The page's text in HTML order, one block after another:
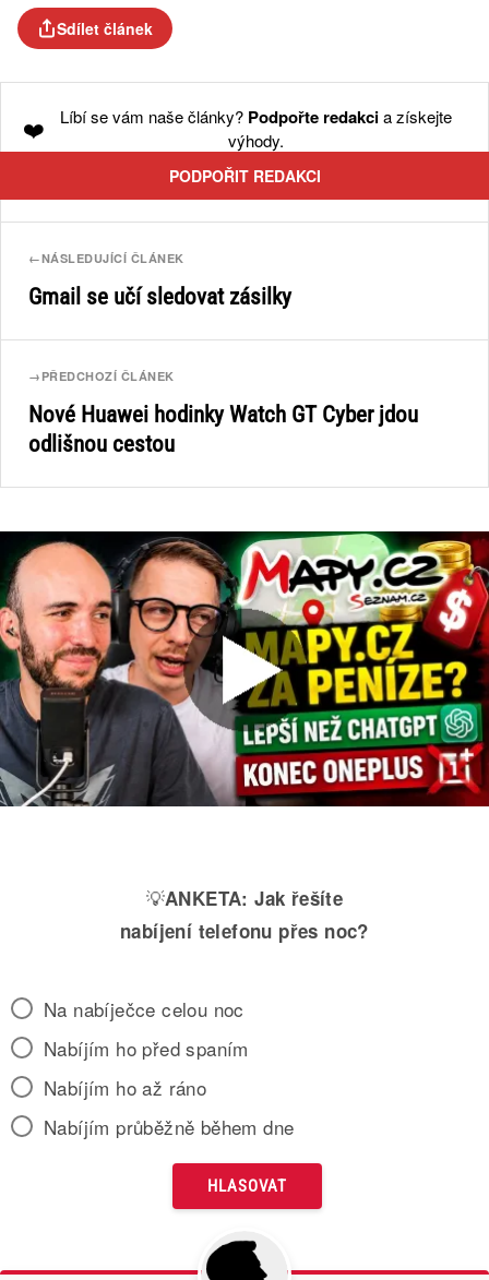
Sdílet článek
❤️ Líbí se vám naše články? Podpořte redakcia získejte
výhody.
PODPOŘIT REDAKCI
←NÁSLEDUJÍCÍ ČLÁNEK
Gmail se učí sledovat zásilky
→ PŘEDCHOZÍ ČLÁNEK
Nové Huawei hodinky Watch GT Cyber jdou
odlišnou cestou
💡ANKETA: Jak řešíte
nabíjení telefonu přes noc?
Na nabíječce celou noc
Nabíjím ho před spaním
Nabíjím ho až ráno
Nabíjím průběžně během dne